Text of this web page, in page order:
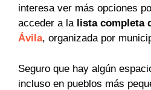
interesa ver más opciones
acceder a lalista completa
Ávila, organizada por
Seguro que hay algún
incluso en pueblos más